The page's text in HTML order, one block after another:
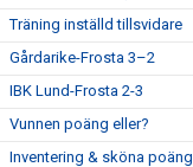
Träning inställd tillsvidare
Gårdarike-Frosta 3–2
IBK Lund-Frosta 2-3
Vunnen poäng eller?
Inventering & sköna poäng